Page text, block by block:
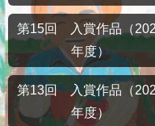
第15回 入賞作品（
年度）
第13回 入賞作品（
年度）